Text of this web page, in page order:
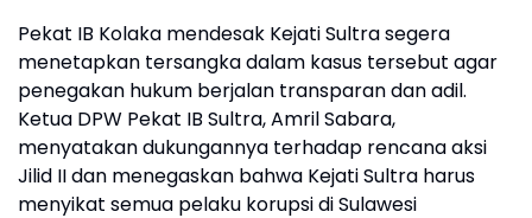
Pekat IB Kolaka mendesak Kejati Sultra segera
menetapkan tersangka dalam kasus tersebut agar
penegakan hukum berjalan transparan dan adil.
Ketua DPW Pekat IB Sultra, Amril Sabara,
menyatakan dukungannya terhadap rencana aksi
Jilid II dan menegaskan bahwa Kejati Sultra harus
menyikat semua pelaku korupsi di Sulawesi